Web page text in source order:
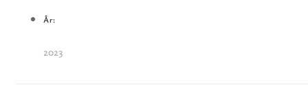
År:
2023